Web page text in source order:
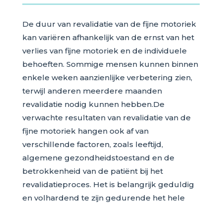
De duur van revalidatie van de fijne motoriek
kan variëren afhankelijk van de ernst van het
verlies van fijne motoriek en de individuele
behoeften. Sommige mensen kunnen binnen
enkele weken aanzienlijke verbetering zien,
terwijl anderen meerdere maanden
revalidatie nodig kunnen hebben.De
verwachte resultaten van revalidatie van de
fijne motoriek hangen ook af van
verschillende factoren, zoals leeftijd,
algemene gezondheidstoestand en de
betrokkenheid van de patiënt bij het
revalidatieproces. Het is belangrijk geduldig
en volhardend te zijn gedurende het hele